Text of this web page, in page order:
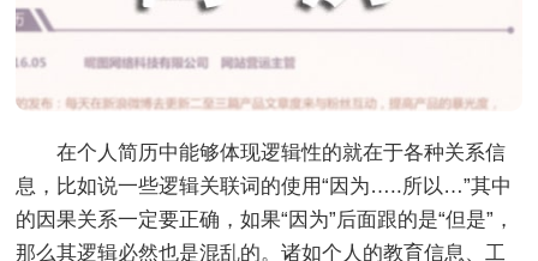
在个人简历中能够体现逻辑性的就在于各种关系信
息，比如说一些逻辑关联词的使用“因为…..所以…”其中
的因果关系一定要正确，如果“因为”后面跟的是“但是”，
那么其逻辑必然也是混乱的。诸如个人的教育信息、工